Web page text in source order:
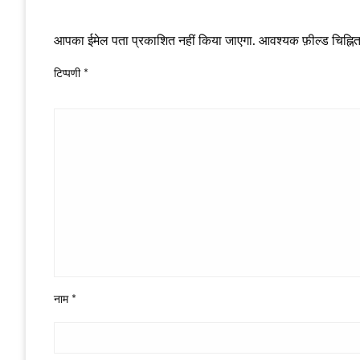
आपका ईमेल पता प्रकाशित नहीं किया जाएगा. आवश्यक फ़ील्ड
टिप्पणी *
नाम *